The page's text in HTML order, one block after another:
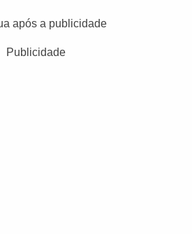
após a publicidade
Publicidade